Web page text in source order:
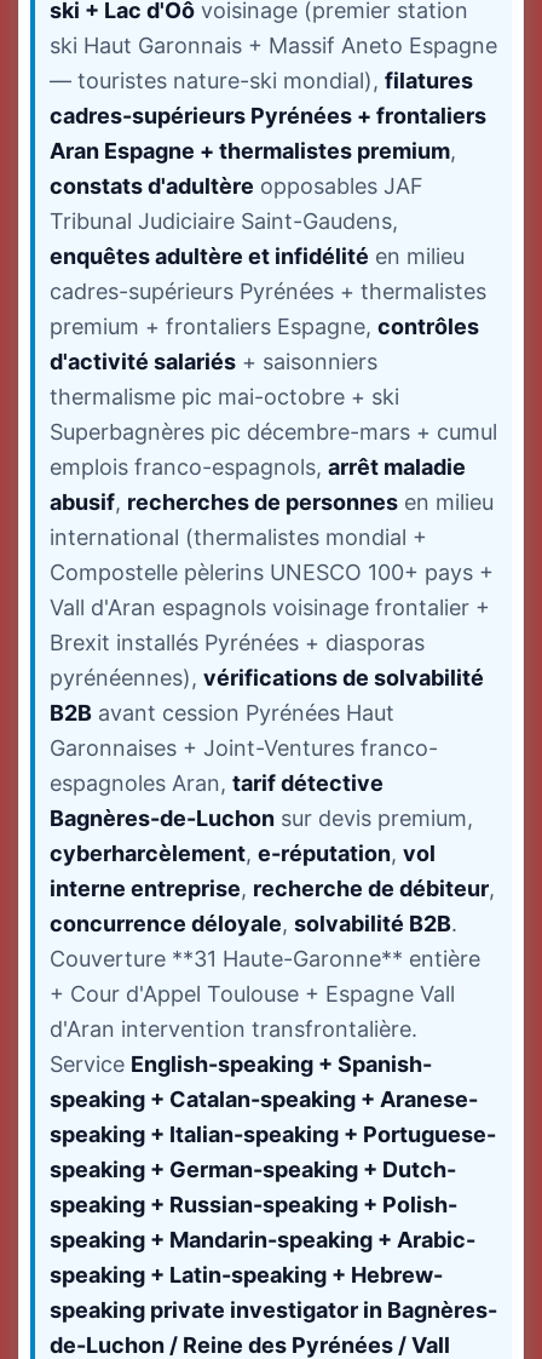
ski + Lac d'Oô voisinage (premier station
ski Haut Garonnais + Massif Aneto Espagne
— touristes nature-ski mondial), filatures
cadres-supérieurs Pyrénées + frontaliers
Aran Espagne + thermalistes premium,
constats d'adultère opposables JAF
Tribunal Judiciaire Saint-Gaudens,
enquêtes adultère et infidélité en milieu
cadres-supérieurs Pyrénées + thermalistes
premium + frontaliers Espagne, contrôles
d'activité salariés + saisonniers
thermalisme pic mai-octobre + ski
Superbagnères pic décembre-mars + cumul
emplois franco-espagnols, arrêt maladie
abusif, recherches de personnes en milieu
international (thermalistes mondial +
Compostelle pèlerins UNESCO 100+ pays +
Vall d'Aran espagnols voisinage frontalier +
Brexit installés Pyrénées + diasporas
pyrénéennes), vérifications de solvabilité
B2B avant cession Pyrénées Haut
Garonnaises + Joint-Ventures franco-
espagnoles Aran, tarif détective
Bagnères-de-Luchon sur devis premium,
cyberharcèlement, e-réputation, vol
interne entreprise, recherche de débiteur,
concurrence déloyale, solvabilité B2B.
Couverture **31 Haute-Garonne** entière
+ Cour d'Appel Toulouse + Espagne Vall
d'Aran intervention transfrontalière.
Service English-speaking + Spanish-
speaking + Catalan-speaking + Aranese-
speaking + Italian-speaking + Portuguese-
speaking + German-speaking + Dutch-
speaking + Russian-speaking + Polish-
speaking + Mandarin-speaking + Arabic-
speaking + Latin-speaking + Hebrew-
speaking private investigator in Bagnères-
de-Luchon / Reine des Pyrénées / Vall